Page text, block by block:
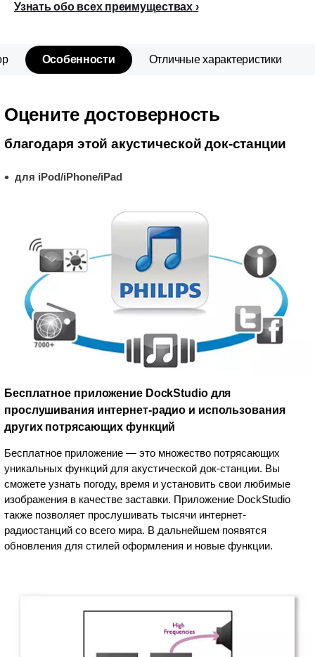
Узнать обо всех преимуществах
Особенности Отличные характеристики
Оцените достоверность
благодаря этой акустической док-станции
для iPod/iPhone/iPad
Бесплатное приложение DockStudio для
прослушивания интернет-радио и использования
других потрясающих функций
Бесплатное приложение — это множество потрясающих
уникальных функций для акустической док-станции. Вы
сможете узнать погоду, время и установить свои любимые
изображения в качестве заставки. Приложение DockStudio
также позволяет прослушивать тысячи интернет-
радиостанций со всего мира. В дальнейшем появятся
обновления для стилей оформления и новые функции.